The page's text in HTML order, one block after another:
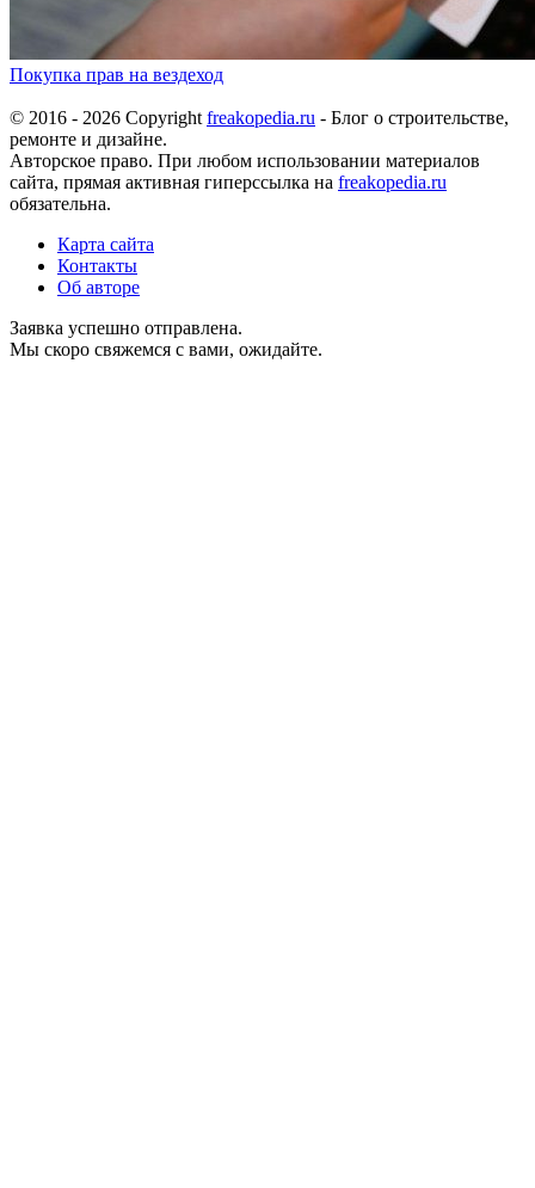
Покупка прав на вездеход
© 2016 - 2026 Copyright freakopedia.ru - Блог о строительстве,
ремонте и дизайне.
Авторское право. При любом использовании материалов
сайта, прямая активная гиперссылка на freakopedia.ru
обязательна.
Карта сайта
Контакты
Об авторе
Заявка успешно отправлена.
Мы скоро свяжемся с вами, ожидайте.